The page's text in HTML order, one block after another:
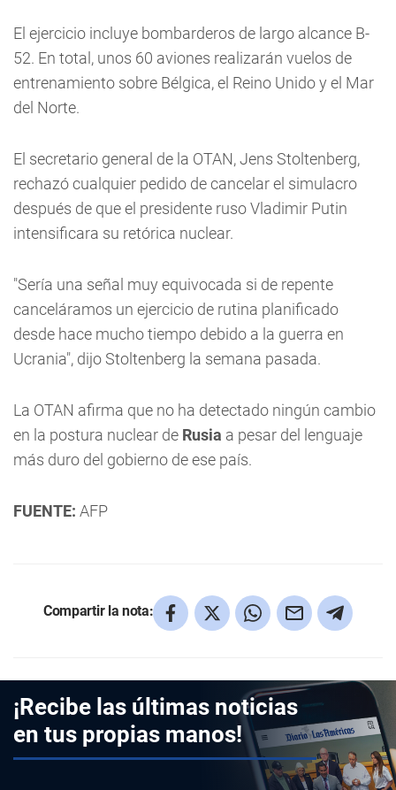
El ejercicio incluye bombarderos de largo alcance B-
52. En total, unos 60 aviones realizarán vuelos de
entrenamiento sobre Bélgica, el Reino Unido y el Mar
del Norte.
El secretario general de la OTAN, Jens Stoltenberg,
rechazó cualquier pedido de cancelar el simulacro
después de que el presidente ruso Vladimir Putin
intensificara su retórica nuclear.
"Sería una señal muy equivocada si de repente
canceláramos un ejercicio de rutina planificado
desde hace mucho tiempo debido a la guerra en
Ucrania", dijo Stoltenberg la semana pasada.
La OTAN afirma que no ha detectado ningún cambio
en la postura nuclear de Rusia a pesar del lenguaje
más duro del gobierno de ese país.
FUENTE: AFP
Compartir la nota:
¡Recibe las últimas noticias
en tus propias manos!